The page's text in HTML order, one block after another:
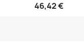
46,42 €